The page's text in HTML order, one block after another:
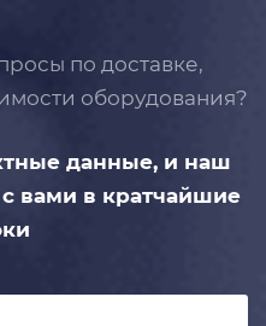
по доставке,
оборудования?
данные, и наш
вами в кратчайшие